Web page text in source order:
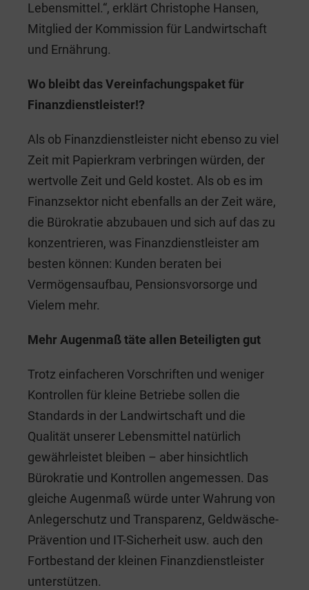
Lebensmittel.“, erklärt Christophe Hansen,
Mitglied der Kommission für Landwirtschaft
und Ernährung.
Wo bleibt das Vereinfachungspaket für
Finanzdienstleister!?
Als ob Finanzdienstleister nicht ebenso zu viel
Zeit mit Papierkram verbringen würden, der
wertvolle Zeit und Geld kostet. Als ob es im
Finanzsektor nicht ebenfalls an der Zeit wäre,
die Bürokratie abzubauen und sich auf das zu
konzentrieren, was Finanzdienstleister am
besten können: Kunden beraten bei
Vermögensaufbau, Pensionsvorsorge und
Vielem mehr.
Mehr Augenmaß täte allen Beteiligten gut
Trotz einfacheren Vorschriften und weniger
Kontrollen für kleine Betriebe sollen die
Standards in der Landwirtschaft und die
Qualität unserer Lebensmittel natürlich
gewährleistet bleiben – aber hinsichtlich
Bürokratie und Kontrollen angemessen. Das
gleiche Augenmaß würde unter Wahrung von
Anlegerschutz und Transparenz, Geldwäsche-
Prävention und IT-Sicherheit usw. auch den
Fortbestand der kleinen Finanzdienstleister
unterstützen.